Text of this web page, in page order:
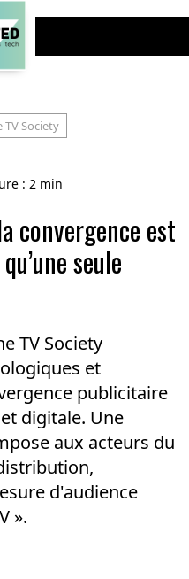
TV Society
: 2 min
convergence est
seule
TV Society
et
publicitaire
digitale. Une
aux acteurs du
d'audience
».